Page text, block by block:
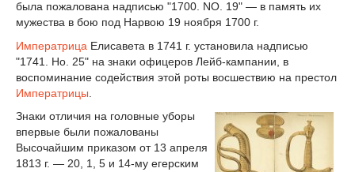
была пожалована надписью "1700. NO. 19" — в память их
мужества в бою под Нарвою 19 ноября 1700 г.
Императрица Елисавета в 1741 г. установила надписью
"1741. Но. 25" на знаки офицеров Лейб-кампании, в
воспоминание содействия этой роты восшествию на престол
Императрицы
Знаки отличия на головные уборы
впервые были пожалованы
Высочайшим приказом от 13 апреля
1813 г. — 20, 1, 5 и 14-му егерским